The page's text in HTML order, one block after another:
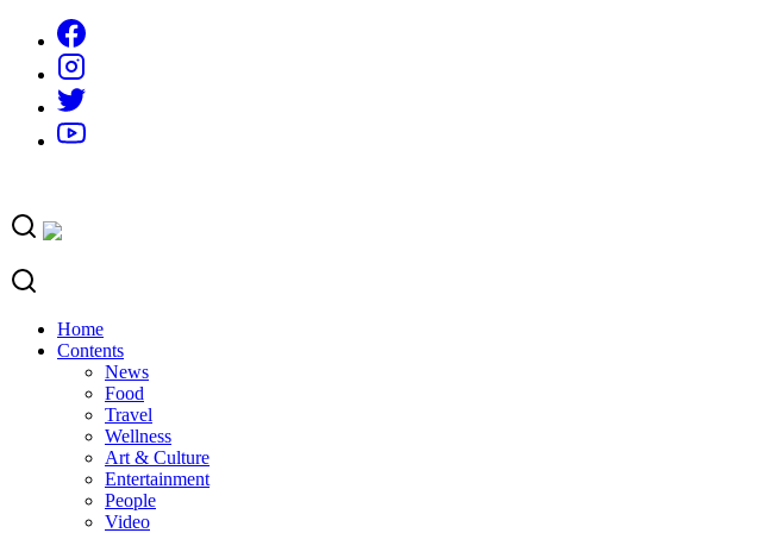
content
Home
Contents
News
Food
Travel
Wellness
Art & Culture
Entertainment
People
Video